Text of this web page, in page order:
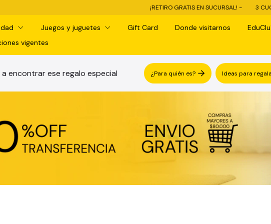
¡RETIRO GRATIS EN SUCURSAL! - 3 CUOTAS SIN INTERÉS - 10%
Juegos y juguetes Gift Card Donde visitarnos
vigentes
encontrar ese regalo especial ¿Para quién es? Ideas para